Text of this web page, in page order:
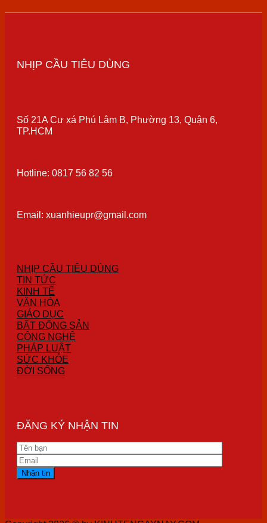
NHỊP CẦU TIÊU DÙNG
Số 21A Cư xá Phú Lâm B, Phường 13, Quận 6,
TP.HCM
Hotline: 0817 56 82 56
Email: xuanhieupr@gmail.com
NHỊP CẦU TIÊU DÙNG
TIN TỨC
KINH TẾ
VĂN HÓA
GIÁO DỤC
BẤT ĐỘNG SẢN
CÔNG NGHỆ
PHÁP LUẬT
SỨC KHỎE
ĐỜI SỐNG
ĐĂNG KÝ NHẬN TIN